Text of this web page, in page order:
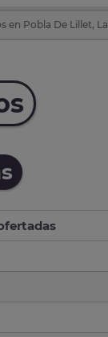
en Pobla De Lillet,